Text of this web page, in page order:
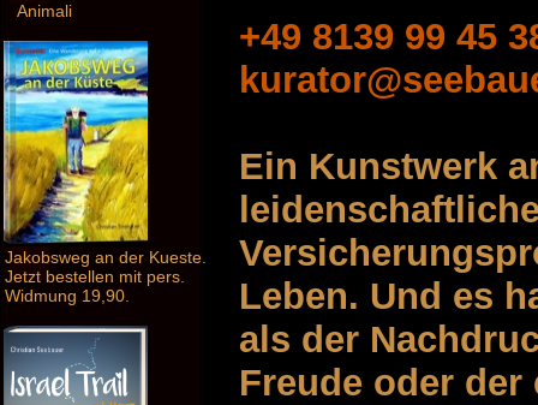
Animali
Jakobsweg an der Kueste.
Jetzt bestellen mit pers.
Widmung 19,90.
+49 8139 99 45
Ein Kunstwerk
Leben. Und es
als der
Freude oder